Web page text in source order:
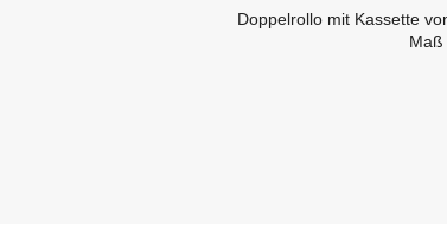
Doppelrollo mit Kassette
Maß